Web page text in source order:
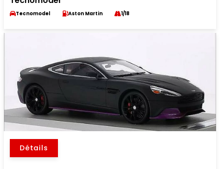
Tecnomodel Aston Martin 1/18
Détails